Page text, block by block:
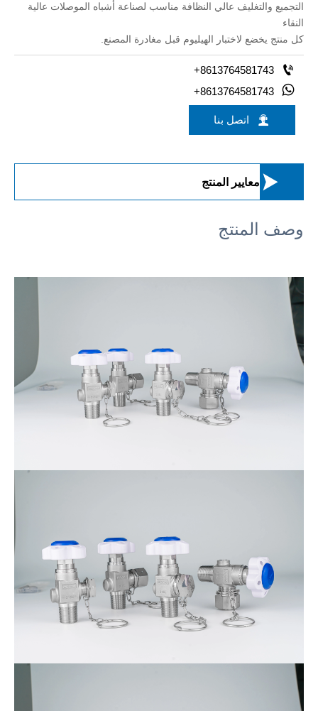
التجميع والتغليف عالي النظافة مناسب لصناعة أشباه الموصلات عالية
النقاء
كل منتج يخضع لاختبار الهيليوم قبل مغادرة المصنع.

+8613764581743

+8613764581743
 اتصل بنا
 معايير المنتج
وصف المنتج